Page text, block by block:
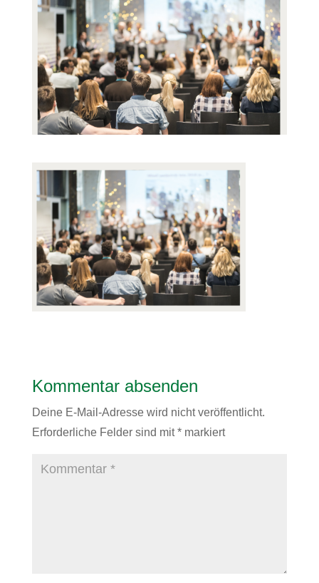
Kommentar absenden
Deine E-Mail-Adresse wird nicht veröffentlicht.
Erforderliche Felder sind mit*markiert